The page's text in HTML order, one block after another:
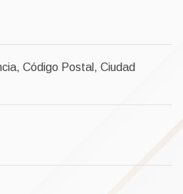
Código Postal, Ciudad